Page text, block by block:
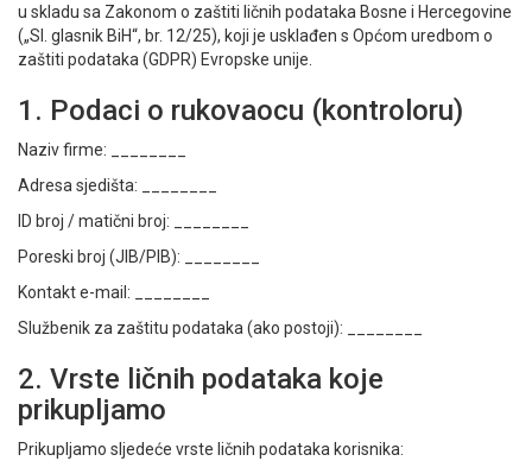
u skladu sa Zakonom o zaštiti ličnih podataka Bosne i Hercegovine
(„Sl. glasnik BiH“, br. 12/25), koji je usklađen s Općom uredbom o
zaštiti podataka (GDPR) Evropske unije.
1. Podaci o rukovaocu (kontroloru)
Naziv firme: ________
Adresa sjedišta: ________
ID broj / matični broj: ________
Poreski broj (JIB/PIB): ________
Kontakt e-mail: ________
Službenik za zaštitu podataka (ako postoji): ________
2. Vrste ličnih podataka koje
prikupljamo
Prikupljamo sljedeće vrste ličnih podataka korisnika: